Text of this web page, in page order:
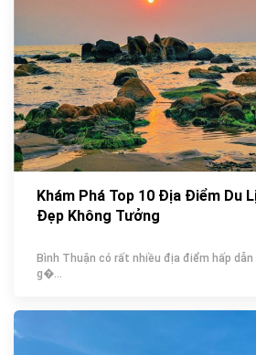
Khám Phá Top 10 Địa Điểm Du
Đẹp Không Tưởng
Bình Thuận có rất nhiều địa điểm hấp
g�...